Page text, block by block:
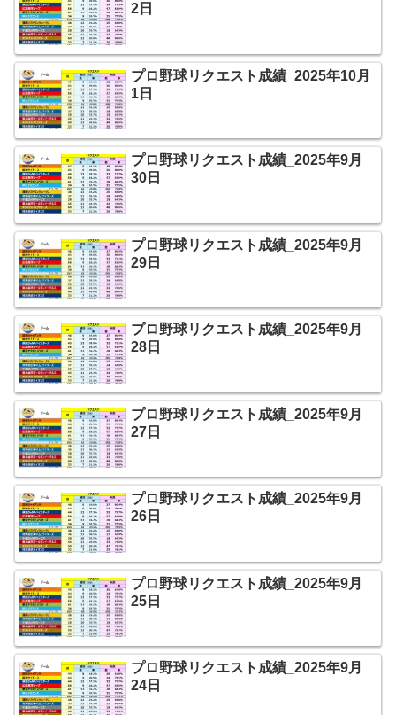
2日
プロ野球リクエスト成績_2025年10月
1日
プロ野球リクエスト成績_2025年9月
30日
プロ野球リクエスト成績_2025年9月
29日
プロ野球リクエスト成績_2025年9月
28日
プロ野球リクエスト成績_2025年9月
27日
プロ野球リクエスト成績_2025年9月
26日
プロ野球リクエスト成績_2025年9月
25日
プロ野球リクエスト成績_2025年9月
24日